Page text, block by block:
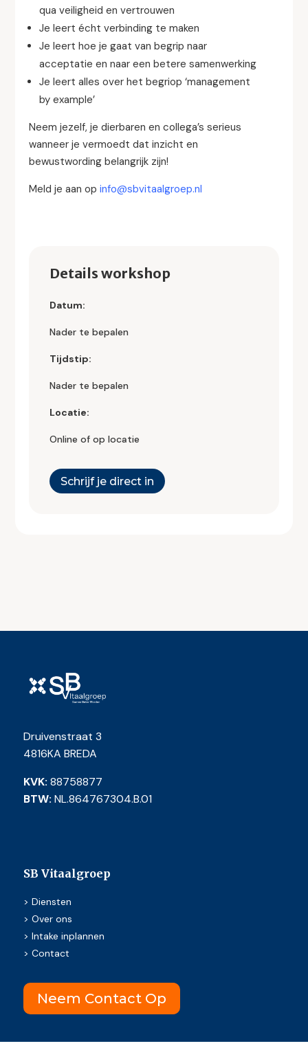
qua veiligheid en vertrouwen
Je leert écht verbinding te maken
Je leert hoe je gaat van begrip naar
acceptatie en naar een betere samenwerking
Je leert alles over het begriop ‘management
by example’
Neem jezelf, je dierbaren en collega’s serieus
wanneer je vermoedt dat inzicht en
bewustwording belangrijk zijn!
Meld je aan op info@sbvitaalgroep.nl
Details workshop
Datum:
Nader te bepalen
Tijdstip:
Nader te bepalen
Locatie:
Online of op locatie
Schrijf je direct in
Druivenstraat 3
4816KA BREDA
KVK: 88758877
BTW: NL.864767304.B.01
SB Vitaalgroep
> Diensten
> Over ons
> Intake inplannen
> Contact
Neem Contact Op